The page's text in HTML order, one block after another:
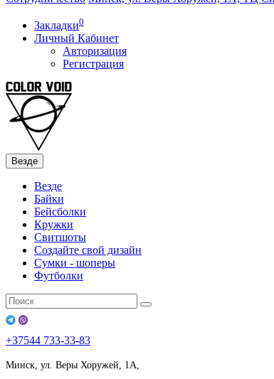
Закладки0
Личный Кабинет
Авторизация
Регистрация
Везде
Везде
Байки
Бейсболки
Кружки
Свитшоты
Создайте свой дизайн
Сумки - шоперы
Футболки
+37544 733-33-83
Минск, ул. Веры Хоружей, 1А,